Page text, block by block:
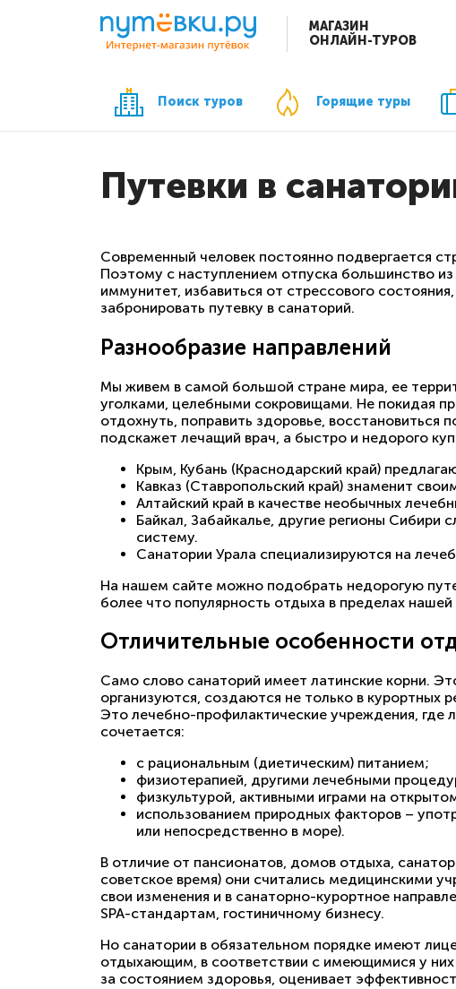
МАГАЗИН
ОНЛАЙН-ТУРОВ
Поиск туров Горящие туры
Путевки в
Современный человек постоянно подвергается
Поэтому с наступлением отпуска большинство
иммунитет, избавиться от стрессового
забронировать путевку в санаторий.
Разнообразие направлений
Мы живем в самой большой стране мира, ее
уголками, целебными сокровищами. Не покидая
отдохнуть, поправить здоровье, восстановиться
подскажет лечащий врач, а быстро и недорого
Крым, Кубань (Краснодарский край)
Кавказ (Ставропольский край) знаменит
Алтайский край в качестве необычных
Байкал, Забайкалье, другие регионы
систему.
Санатории Урала специализируются на
На нашем сайте можно подобрать недорогую
более что популярность отдыха в пределах
Отличительные особенности
Само слово санаторий имеет латинские корни.
организуются, создаются не только в курортных
Это лечебно-профилактические учреждения, где
сочетается:
с рациональным (диетическим) питанием;
физиотерапией, другими лечебными
физкультурой, активными играми на
использованием природных факторов –
или непосредственно в море).
В отличие от пансионатов, домов отдыха,
советское время) они считались медицинскими
свои изменения и в санаторно-курортное
SPA-стандартам, гостиничному бизнесу.
Но санатории в обязательном порядке имеют
отдыхающим, в соответствии с имеющимися у
за состоянием здоровья, оценивает